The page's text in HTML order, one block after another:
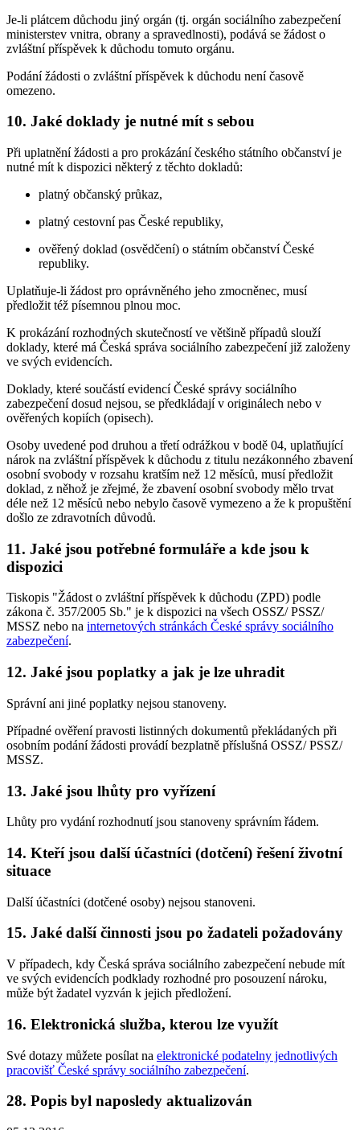
Je-li plátcem důchodu jiný orgán (tj. orgán sociálního zabezpečení
ministerstev vnitra, obrany a spravedlnosti), podává se žádost o
zvláštní příspěvek k důchodu tomuto orgánu.
Podání žádosti o zvláštní příspěvek k důchodu není časově
omezeno.
10. Jaké doklady je nutné mít s sebou
Při uplatnění žádosti a pro prokázání českého státního občanství je
nutné mít k dispozici některý z těchto dokladů:
platný občanský průkaz,
platný cestovní pas České republiky,
ověřený doklad (osvědčení) o státním občanství České
republiky.
Uplatňuje-li žádost pro oprávněného jeho zmocněnec, musí
předložit též písemnou plnou moc.
K prokázání rozhodných skutečností ve většině případů slouží
doklady, které má Česká správa sociálního zabezpečení již založeny
ve svých evidencích.
Doklady, které součástí evidencí České správy sociálního
zabezpečení dosud nejsou, se předkládají v originálech nebo v
ověřených kopiích (opisech).
Osoby uvedené pod druhou a třetí odrážkou v bodě 04, uplatňující
nárok na zvláštní příspěvek k důchodu z titulu nezákonného zbavení
osobní svobody v rozsahu kratším než 12 měsíců, musí předložit
doklad, z něhož je zřejmé, že zbavení osobní svobody mělo trvat
déle než 12 měsíců nebo nebylo časově vymezeno a že k propuštění
došlo ze zdravotních důvodů.
11. Jaké jsou potřebné formuláře a kde jsou k
dispozici
Tiskopis "Žádost o zvláštní příspěvek k důchodu (ZPD) podle
zákona č. 357/2005 Sb." je k dispozici na všech OSSZ/ PSSZ/
MSSZ nebo na internetových stránkách České správy sociálního
zabezpečení.
12. Jaké jsou poplatky a jak je lze uhradit
Správní ani jiné poplatky nejsou stanoveny.
Případné ověření pravosti listinných dokumentů překládaných při
osobním podání žádosti provádí bezplatně příslušná OSSZ/ PSSZ/
MSSZ.
13. Jaké jsou lhůty pro vyřízení
Lhůty pro vydání rozhodnutí jsou stanoveny správním řádem.
14. Kteří jsou další účastníci (dotčení) řešení životní
situace
Další účastníci (dotčené osoby) nejsou stanoveni.
15. Jaké další činnosti jsou po žadateli požadovány
V případech, kdy Česká správa sociálního zabezpečení nebude mít
ve svých evidencích podklady rozhodné pro posouzení nároku,
může být žadatel vyzván k jejich předložení.
16. Elektronická služba, kterou lze využít
Své dotazy můžete posílat na elektronické podatelny jednotlivých
pracovišť České správy sociálního zabezpečení.
28. Popis byl naposledy aktualizován